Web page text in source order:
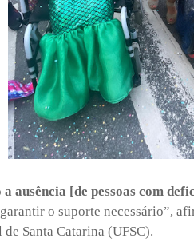
ausência [de pessoas com
o suporte necessário”,
Santa Catarina (UFSC).